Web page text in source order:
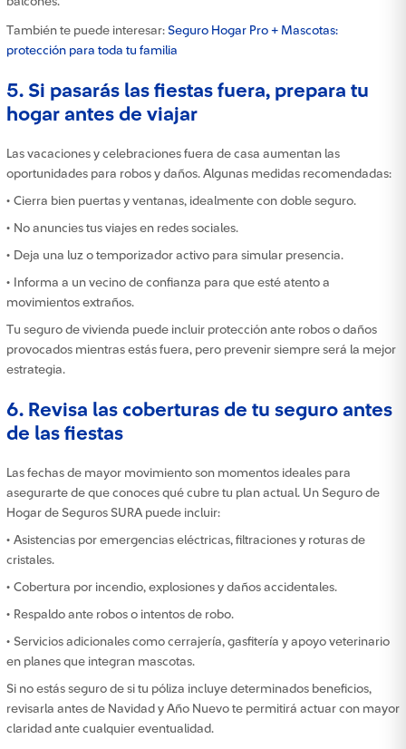
También te puede interesar: Seguro Hogar Pro + Mascotas:
protección para toda tu familia
5. Si pasarás las fiestas fuera, prepara tu
hogar antes de viajar
Las vacaciones y celebraciones fuera de casa aumentan las
oportunidades para robos y daños. Algunas medidas recomendadas:
• Cierra bien puertas y ventanas, idealmente con doble seguro.
• No anuncies tus viajes en redes sociales.
• Deja una luz o temporizador activo para simular presencia.
• Informa a un vecino de confianza para que esté atento a
movimientos extraños.
Tu seguro de vivienda puede incluir protección ante robos o daños
provocados mientras estás fuera, pero prevenir siempre será la mejor
estrategia.
6. Revisa las coberturas de tu seguro antes
de las fiestas
Las fechas de mayor movimiento son momentos ideales para
asegurarte de que conoces qué cubre tu plan actual. Un Seguro de
Hogar de Seguros SURA puede incluir:
• Asistencias por emergencias eléctricas, filtraciones y roturas de
cristales.
• Cobertura por incendio, explosiones y daños accidentales.
• Respaldo ante robos o intentos de robo.
• Servicios adicionales como cerrajería, gasfitería y apoyo veterinario
en planes que integran mascotas.
Si no estás seguro de si tu póliza incluye determinados beneficios,
revisarla antes de Navidad y Año Nuevo te permitirá actuar con mayor
claridad ante cualquier eventualidad.